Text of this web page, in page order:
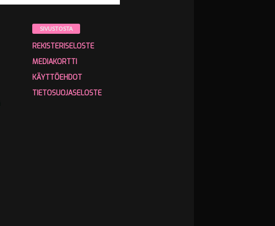
SIVUSTOSTA
REKISTERISELOSTE
MEDIAKORTTI
KÄYTTÖEHDOT
TIETOSUOJASELOSTE